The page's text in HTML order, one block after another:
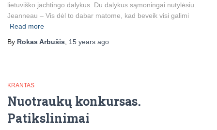
lietuviško jachtingo dalykus. Du dalykus sąmoningai nutylėsiu.
Jeanneau – Vis dėl to dabar matome, kad beveik visi galimi
Read more
By Rokas Arbušis 15 years ago
KRANTAS
Nuotraukų konkursas.
Patikslinimai